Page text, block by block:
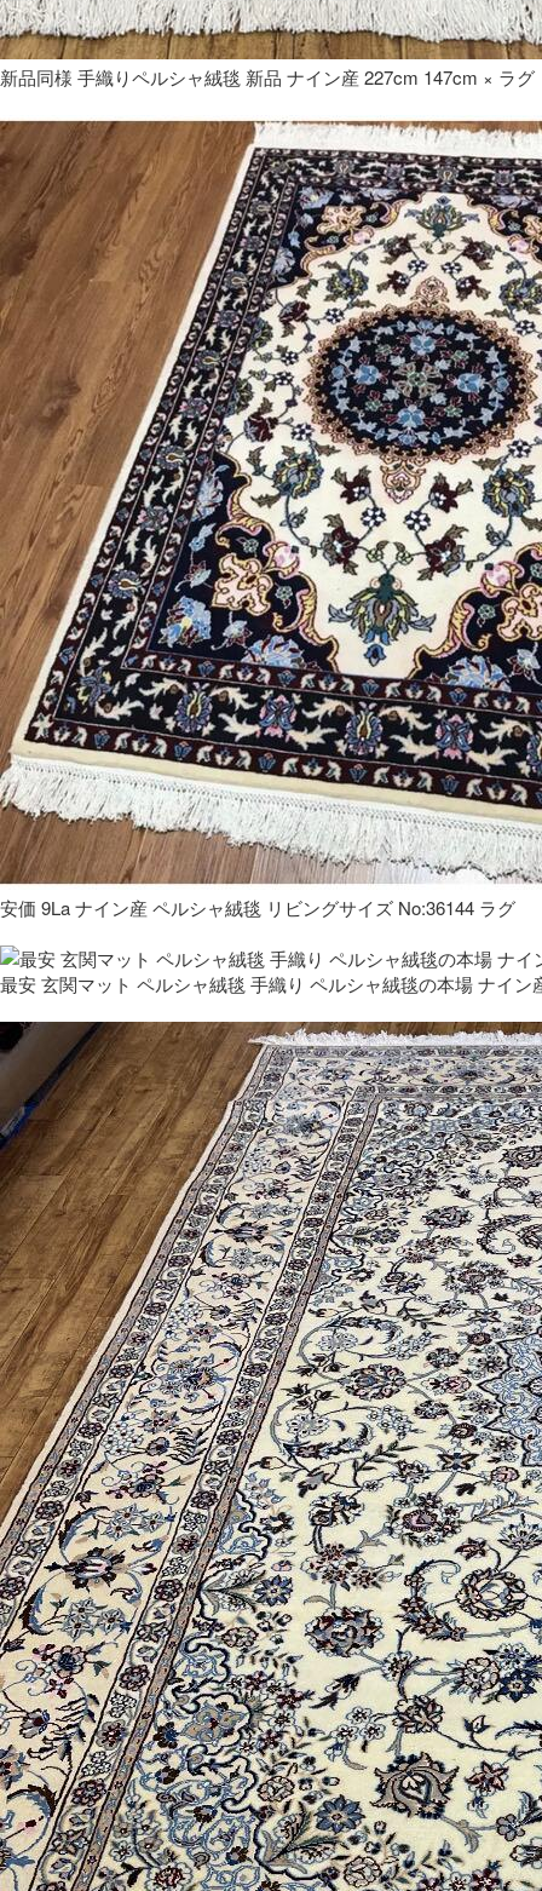
新品同様 手織りペルシャ絨毯 新品 ナイン産 227cm 147cm × ラグ
安価 9La ナイン産 ペルシャ絨毯 リビングサイズ No:36144 ラグ
最安 玄関マット ペルシャ絨毯 手織り ペルシャ絨毯の本場 ナイン